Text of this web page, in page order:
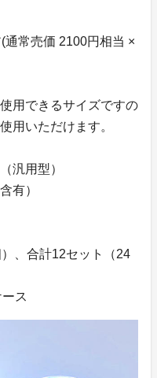
常売価 2100円相当 ×
用できるサイズですの
用いただけます。
汎用型）
有）
、合計12セット（24
ス